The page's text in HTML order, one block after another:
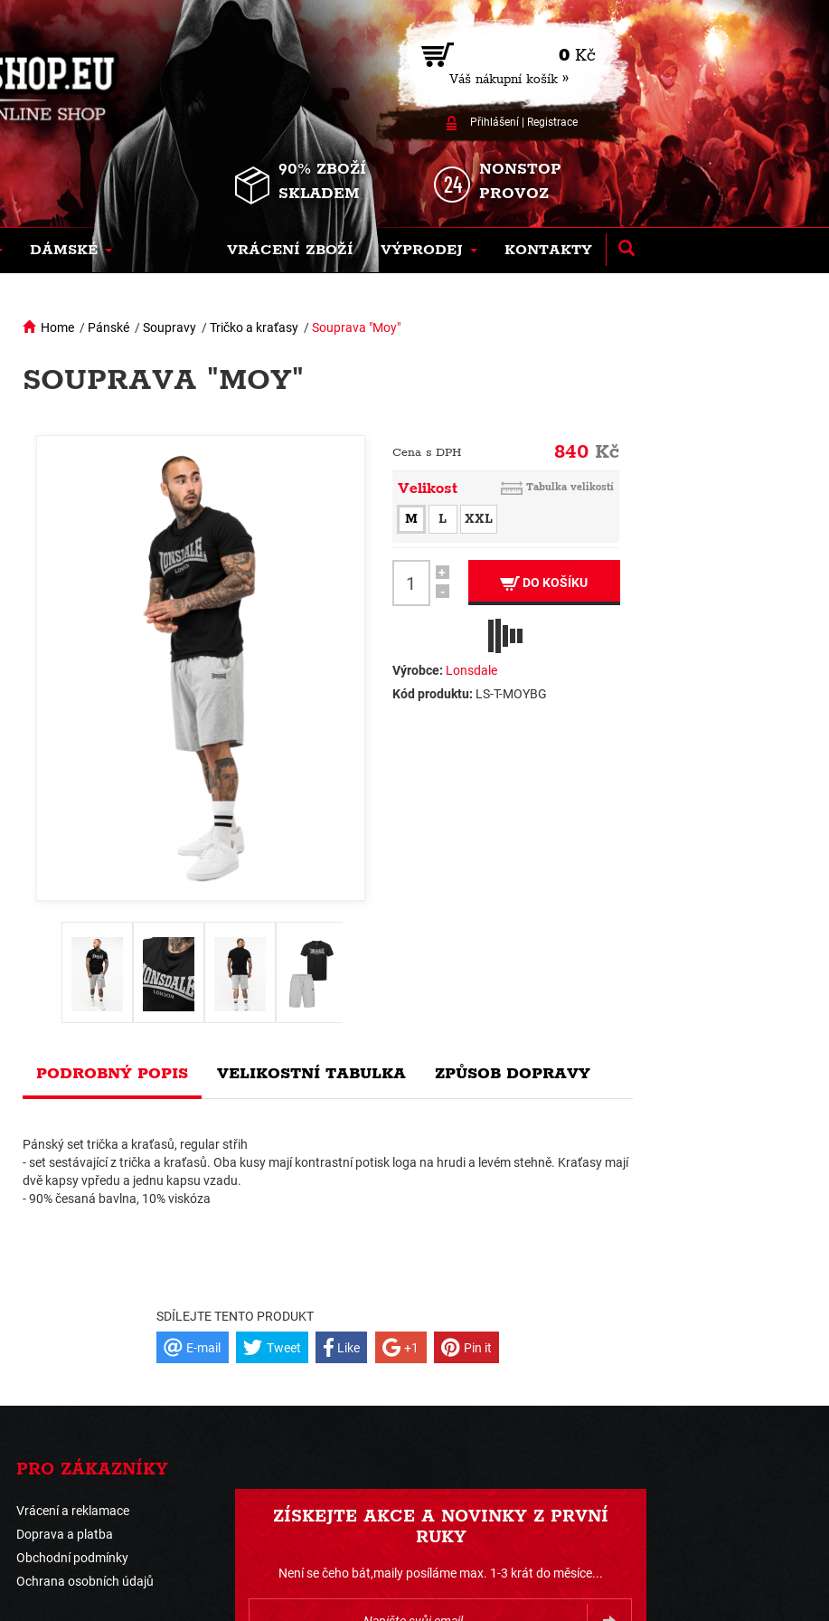
0 Kč
Váš nákupní košík »
Přihlášení| Registrace
90% ZBOŽÍ
SKLADEM
NONSTOP
PROVOZ
DÁMSKÉ VRÁCENÍ ZBOŽÍ VÝPRODEJ KONTAKTY
Home / Pánské /Soupravy /Tričko a kraťasy /Souprava "Moy"
SOUPRAVA "MOY"
Cena s DPH 840 Kč
Velikost Tabulka velikostí
M L XXL
+
-
DO KOŠÍKU
Výrobce: Lonsdale
Kód produktu: LS-T-MOYBG
PODROBNÝ POPIS VELIKOSTNÍ TABULKA ZPŮSOB DOPRAVY
Pánský set trička a kraťasů, regular střih
- set sestávající z trička a kraťasů. Oba kusy mají kontrastní potisk loga na hrudi a levém stehně. Kraťasy mají
dvě kapsy vpředu a jednu kapsu vzadu.
- 90% česaná bavlna, 10% viskóza
SDÍLEJTE TENTO PRODUKT
E-mail Tweet Like +1 Pin it
PRO ZÁKAZNÍKY
Vrácení a reklamace
Doprava a platba
Obchodní podmínky
Ochrana osobních údajů
ZÍSKEJTE AKCE A NOVINKY Z PRVNÍ
RUKY
Není se čeho bát,maily posíláme max. 1-3 krát do měsíce...